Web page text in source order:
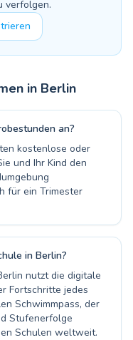
verfolgen.
in Berlin
an?
kostenlose oder
und Ihr Kind den
für ein Trimester
in Berlin?
nutzt die digitale
Fortschritte jedes
Schwimmpass, der
Stufenerfolge
Schulen weltweit.